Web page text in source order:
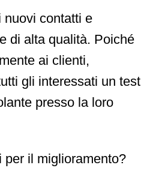
nuovi contatti e
di alta qualità. Poiché
ai clienti,
gli interessati un test
presso la loro
il miglioramento?